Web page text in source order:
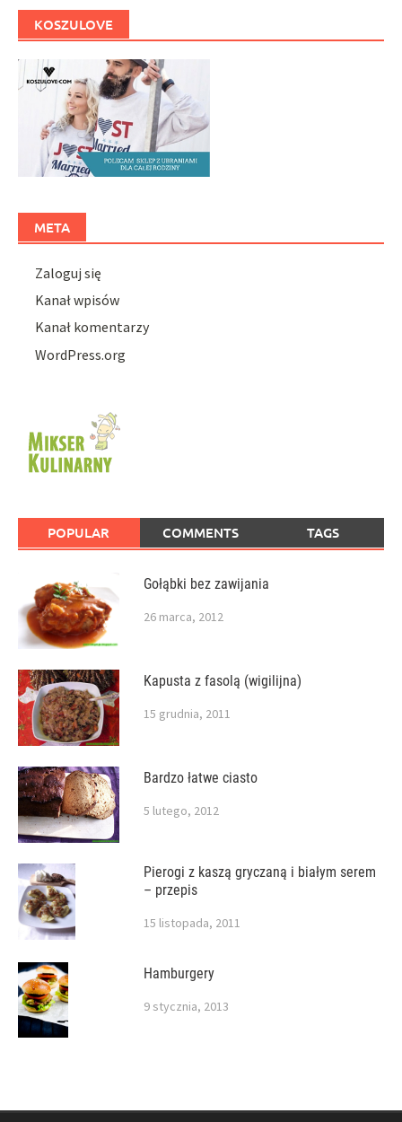
KOSZULOVE
META
Zaloguj się
Kanał wpisów
Kanał komentarzy
WordPress.org
POPULAR COMMENTS TAGS
Gołąbki bez zawijania
26 marca, 2012
Kapusta z fasolą (wigilijna)
15 grudnia, 2011
Bardzo łatwe ciasto
5 lutego, 2012
Pierogi z kaszą gryczaną i białym serem
– przepis
15 listopada, 2011
Hamburgery
9 stycznia, 2013